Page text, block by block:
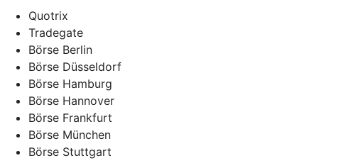
Quotrix
Tradegate
Börse Berlin
Börse Düsseldorf
Börse Hamburg
Börse Hannover
Börse Frankfurt
Börse München
Börse Stuttgart